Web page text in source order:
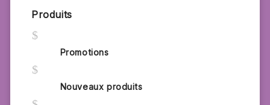
Produits
$
Promotions
$
Nouveaux produits